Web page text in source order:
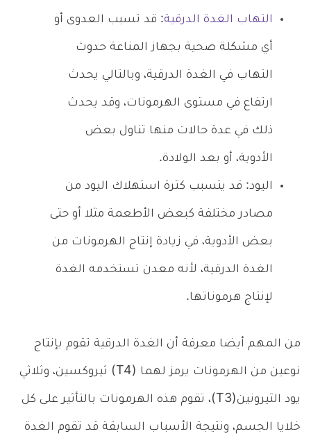
التهاب الغدة الدرقية: قد تسبب العدوى أو
أي مشكلة صحية بجهاز المناعة حدوث
التهاب في الغدة الدرقية، وبالتالي يحدث
ارتفاع في مستوى الهرمونات، وقد يحدث
ذلك في عدة حالات منها تناول بعض
الأدوية، أو بعد الولادة.
اليود: قد يتسبب كثرة استهلاك اليود من
مصادر مختلفة كبعض الأطعمة مثلا أو حتى
بعض الأدوية، في زيادة إنتاج الهرمونات من
الغدة الدرقية، لأنه معدن تستخدمه الغدة
لإنتاج هرموناتها.
من المهم أيضا معرفة أن الغدة الدرقية تقوم بإنتاج
نوعين من الهرمونات يرمز لهما (T4) ثيروكسين، وثلاثي
يود الثيرونين(T3)، تقوم هذه الهرمونات بالتأثير على كل
خلايا الجسم، ونتيجة الأسباب السابقة قد تقوم الغدة